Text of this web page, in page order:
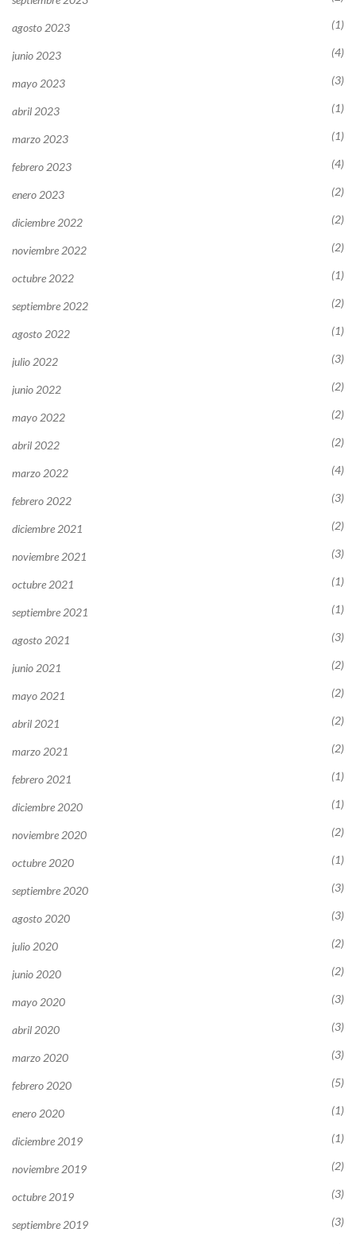
agosto 2023 (1)
junio 2023 (4)
mayo 2023 (3)
abril 2023 (1)
marzo 2023 (1)
febrero 2023 (4)
enero 2023 (2)
diciembre 2022 (2)
noviembre 2022 (2)
octubre 2022 (1)
septiembre 2022 (2)
agosto 2022 (1)
julio 2022 (3)
junio 2022 (2)
mayo 2022 (2)
abril 2022 (2)
marzo 2022 (4)
febrero 2022 (3)
diciembre 2021 (2)
noviembre 2021 (3)
octubre 2021 (1)
septiembre 2021 (1)
agosto 2021 (3)
junio 2021 (2)
mayo 2021 (2)
abril 2021 (2)
marzo 2021 (2)
febrero 2021 (1)
diciembre 2020 (1)
noviembre 2020 (2)
octubre 2020 (1)
septiembre 2020 (3)
agosto 2020 (3)
julio 2020 (2)
junio 2020 (2)
mayo 2020 (3)
abril 2020 (3)
marzo 2020 (3)
febrero 2020 (5)
enero 2020 (1)
diciembre 2019 (1)
noviembre 2019 (2)
octubre 2019 (3)
septiembre 2019 (3)